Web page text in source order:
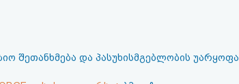
შეთანხმება და პასუხისმგებლობის უარყოფა